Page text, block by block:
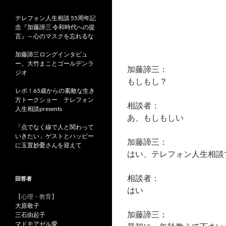
加藤諦三：
もしもし？
相談者：
あ、もしもしい
加藤諦三：
はい、テレフォン人生相
相談者：
はい
加藤諦三：
テレフォン人生相談 55周年記
念『加藤諦三 令和時代への提
言』～心のマスクを忘れるな
加藤諦三ロングインタビュ
ー。大竹まことゴールデンラ
ジオ
レポ！65歳からの素敵な生き
方トークショー テレフォン
人生相談presents
「点でなく線で人と関わって
いきたい」ゲストとハッピー
に玉置妙憂さんを迎えて
回答者
【心理・教育】
大原敬子
三石由起子
マドモアゼル愛